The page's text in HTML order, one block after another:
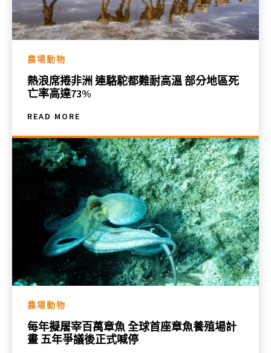
農場動物
熱浪席捲非洲 連駱駝都難耐高溫 部分地區死
亡率高達73%
READ MORE
農場動物
每年擬屠宰百萬章魚 全球首座章魚養殖場計
畫 五年爭議後正式喊停